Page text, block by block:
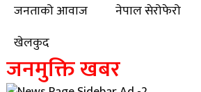
जनताको आवाज
नेपाल सेरोफेरो
खेलकुद
जनमुक्ति खबर